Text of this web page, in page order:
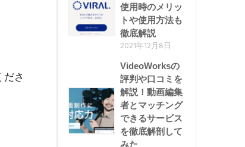
ださ
使用時のメリッ
トや使用方法も
徹底解説
2021年12月8日
VideoWorksの
評判や口コミを
解説！動画編集
者とマッチング
できるサービス
を徹底解剖して
みた